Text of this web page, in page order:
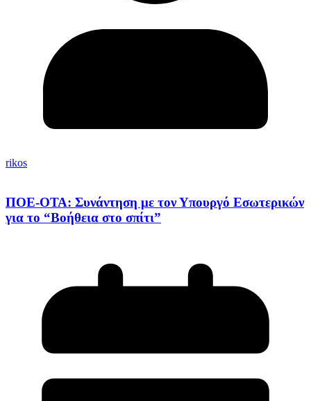
rikos
ΠΟΕ-ΟΤΑ: Συνάντηση με τον Υπουργό Εσωτερικών
για το “Βοήθεια στο σπίτι”